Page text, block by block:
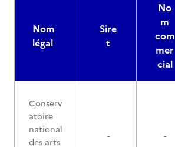
Nom
légal
Sire
t
No
m
com
mer
cial
Conserv
atoire
national
des arts
- -